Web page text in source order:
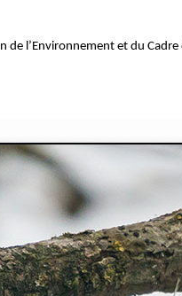
de l’Environnement et du